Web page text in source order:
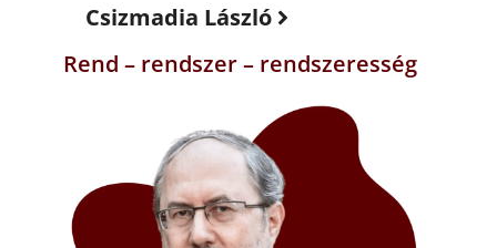
Csizmadia László
Rend – rendszer – rendszeresség